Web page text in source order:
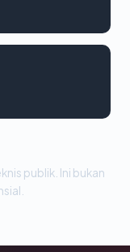
publik. Ini bukan